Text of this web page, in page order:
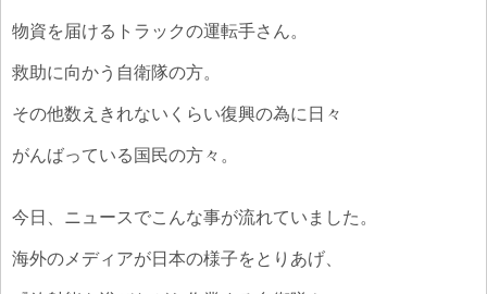
物資を届けるトラックの運転手さん。
救助に向かう自衛隊の方。
その他数えきれないくらい復興の為に日々
がんばっている国民の方々。
今日、ニュースでこんな事が流れていました。
海外のメディアが日本の様子をとりあげ、